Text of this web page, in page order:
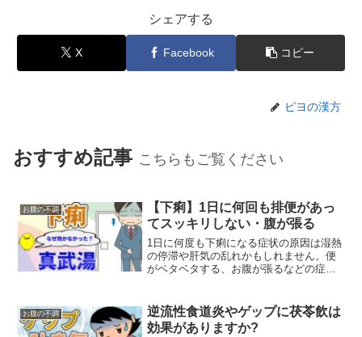
シェアする
X Facebook コピー
ピヨの漢方
おすすめ記事 こちらもご覧ください
お腹の不調
【下痢】1日に何回も排便があっ
てスッキリしない・腹が張る
1日に何度も下痢になる症状の原因は湿熱
の停滞や肝気の乱れかもしれません。便
がベタベタする、お腹が張るなどの症状
お腹の不調
逆流性食道炎やゲップに茯苓飲は
効果がありますか?